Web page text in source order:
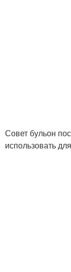
Совет бульон
использовать